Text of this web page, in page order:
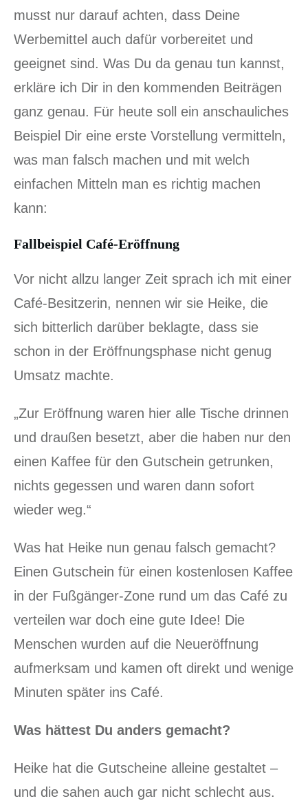
musst nur darauf achten, dass Deine
Werbemittel auch dafür vorbereitet und
geeignet sind. Was Du da genau tun kannst,
erkläre ich Dir in den kommenden Beiträgen
ganz genau. Für heute soll ein anschauliches
Beispiel Dir eine erste Vorstellung vermitteln,
was man falsch machen und mit welch
einfachen Mitteln man es richtig machen
kann:
Fallbeispiel Café-Eröffnung
Vor nicht allzu langer Zeit sprach ich mit einer
Café-Besitzerin, nennen wir sie Heike, die
sich bitterlich darüber beklagte, dass sie
schon in der Eröffnungsphase nicht genug
Umsatz machte.
„Zur Eröffnung waren hier alle Tische drinnen
und draußen besetzt, aber die haben nur den
einen Kaffee für den Gutschein getrunken,
nichts gegessen und waren dann sofort
wieder weg.“
Was hat Heike nun genau falsch gemacht?
Einen Gutschein für einen kostenlosen Kaffee
in der Fußgänger-Zone rund um das Café zu
verteilen war doch eine gute Idee! Die
Menschen wurden auf die Neueröffnung
aufmerksam und kamen oft direkt und wenige
Minuten später ins Café.
Was hättest Du anders gemacht?
Heike hat die Gutscheine alleine gestaltet –
und die sahen auch gar nicht schlecht aus.